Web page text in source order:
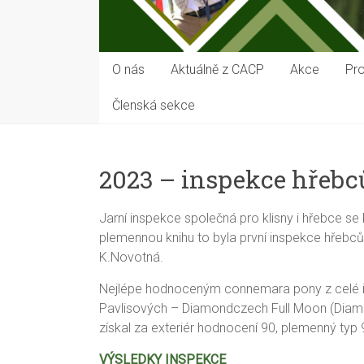
O nás Aktuálně z CACP Akce
Členská sekce
2023 – inspekce
Jarní inspekce společná pro klisny i hřebce
plemennou knihu to byla první inspekce
K.Novotná.
Nejlépe hodnoceným connemara pony z
Pavlisových – Diamondczech Full Moon
získal za exteriér hodnocení 90, plemenný
VÝSLEDKY INSPEKCE